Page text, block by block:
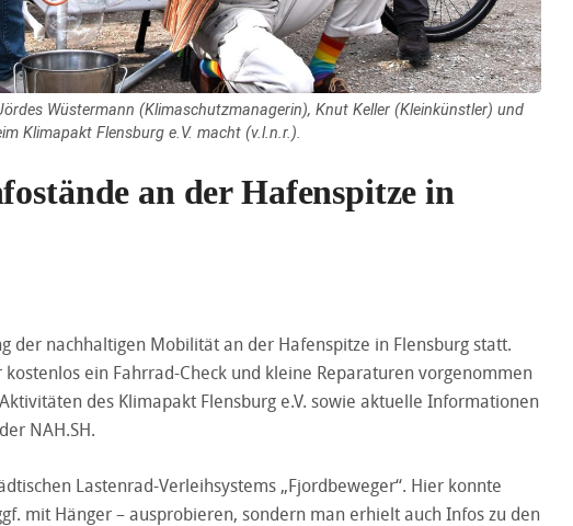
Wüstermann (Klimaschutzmanagerin), Knut Keller (Kleinkünstler) und
Klimapakt Flensburg e.V. macht (v.l.n.r.).
an der Hafenspitze in
der nachhaltigen Mobilität an der Hafenspitze in Flensburg statt.
ein Fahrrad-Check und kleine Reparaturen vorgenommen
des Klimapakt Flensburg e.V. sowie aktuelle Informationen
NAH.SH.
Lastenrad-Verleihsystems „Fjordbeweger“. Hier konnte
mit Hänger – ausprobieren, sondern man erhielt auch Infos zu den